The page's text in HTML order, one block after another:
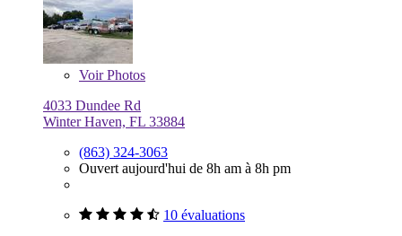
VoirPhotos
4033 Dundee Rd
Winter Haven, FL 33884
(863) 324-3063
Ouvert aujourd'hui de 8h am à 8h pm
10 évaluations